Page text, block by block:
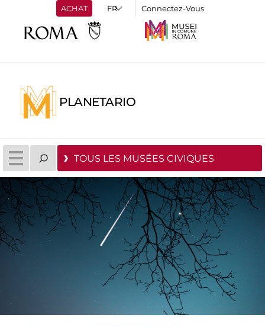
ACHAT Connectez-Vous
PLANETARIO
TOUS LES MUSÉES CIVIQUES